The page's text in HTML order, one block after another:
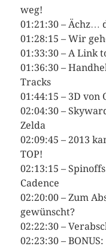
weg!
01:21:30 – Ächz…
01:28:15 – Wir
01:33:30 – A Link
01:36:30 –
Tracks
01:44:15 – 3D
02:04:30 –
Zelda
02:09:45 – 2013
TOP!
02:13:15 –
Cadence
02:20:00 – Zum
gewünscht?
02:22:30 –
02:23:30 –